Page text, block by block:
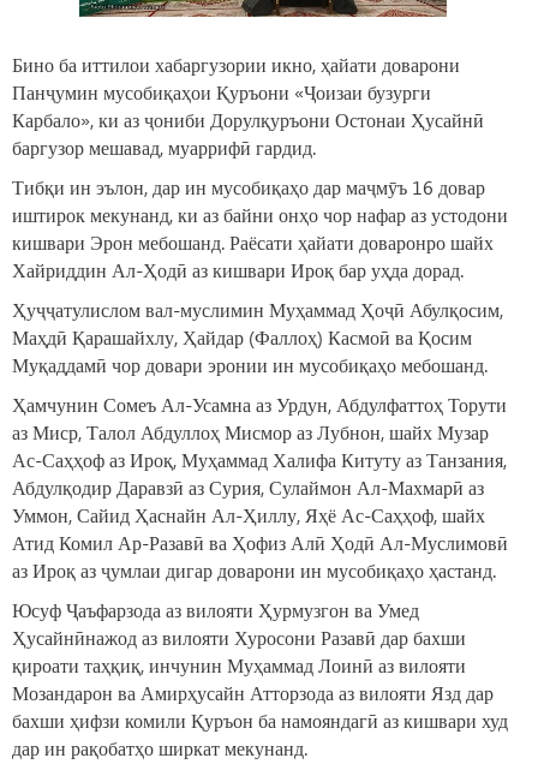
Бино ба иттилои хабаргузории икно, ҳайати доварони
Панҷумин мусобиқаҳои Қуръони «Ҷоизаи бузурги
Карбало», ки аз ҷониби Дорулқуръони Остонаи Ҳусайнӣ
баргузор мешавад, муаррифӣ гардид.
Тибқи ин эълон, дар ин мусобиқаҳо дар маҷмӯъ 16 довар
иштирок мекунанд, ки аз байни онҳо чор нафар аз устодони
кишвари Эрон мебошанд. Раёсати ҳайати доваронро шайх
Хайриддин Ал-Ҳодӣ аз кишвари Ироқ бар уҳда дорад.
Ҳуҷҷатулислом вал-муслимин Муҳаммад Ҳоҷӣ Абулқосим,
Маҳдӣ Қарашайхлу, Ҳайдар (Фаллоҳ) Касмоӣ ва Қосим
Муқаддамӣ чор довари эронии ин мусобиқаҳо мебошанд.
Ҳамчунин Сомеъ Ал-Усамна аз Урдун, Абдулфаттоҳ Торути
аз Миср, Талол Абдуллоҳ Мисмор аз Лубнон, шайх Музар
Ас-Саҳҳоф аз Ироқ, Муҳаммад Халифа Китуту аз Танзания,
Абдулқодир Даравзӣ аз Сурия, Сулаймон Ал-Махмарӣ аз
Уммон, Сайид Ҳаснайн Ал-Ҳиллу, Яҳё Ас-Саҳҳоф, шайх
Атид Комил Ар-Разавӣ ва Ҳофиз Алӣ Ҳодӣ Ал-Муслимовӣ
аз Ироқ аз ҷумлаи дигар доварони ин мусобиқаҳо ҳастанд.
Юсуф Ҷаъфарзода аз вилояти Ҳурмузгон ва Умед
Ҳусайнӣнажод аз вилояти Хуросони Разавӣ дар бахши
қироати таҳқиқ, инчунин Муҳаммад Лоинӣ аз вилояти
Мозандарон ва Амирҳусайн Атторзода аз вилояти Язд дар
бахши ҳифзи комили Қуръон ба намояндагӣ аз кишвари худ
дар ин рақобатҳо ширкат мекунанд.